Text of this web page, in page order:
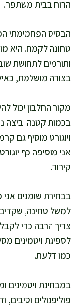
הרוח בבית משתפר.
הבסיס הפחמימתי
טחונה לקמח. היא
ותורמים לתחושת
בצורה מושלמת,
מקור החלבון יכול
בכמות קטנה. ביצה
ויוגורט מוסיף גם
אני מוסיפה כף
קירור.
בבחירת שומנים אני
למשל טחינה,
צריך הרבה כדי
לספיגת ויטמינים
כמו דלעת.
במבחינת ויטמינים
פוליפנולים